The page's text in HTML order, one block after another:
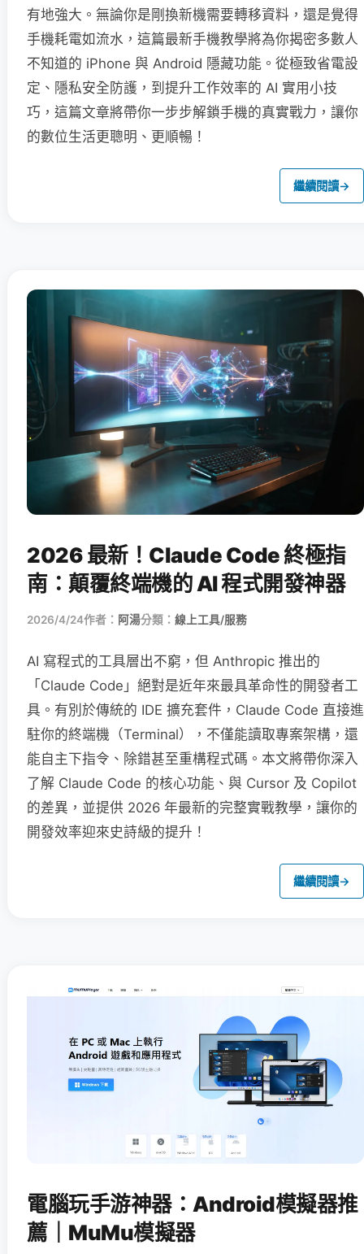
有地強大。無論你是剛換新機需要轉移資料，還是覺得
手機耗電如流水，這篇最新手機教學將為你揭密多數人
不知道的 iPhone 與 Android 隱藏功能。從極致省電設
定、隱私安全防護，到提升工作效率的 AI 實用小技
巧，這篇文章將帶你一步步解鎖手機的真實戰力，讓你
的數位生活更聰明、更順暢！
繼續閱讀→
2026 最新！Claude Code 終極指
南：顛覆終端機的 AI 程式開發神器
2026/4/24作者： 阿湯分類： 線上工具/服務
AI 寫程式的工具層出不窮，但 Anthropic 推出的
「Claude Code」絕對是近年來最具革命性的開發者工
具。有別於傳統的 IDE 擴充套件，Claude Code 直接進
駐你的終端機（Terminal），不僅能讀取專案架構，還
能自主下指令、除錯甚至重構程式碼。本文將帶你深入
了解 Claude Code 的核心功能、與 Cursor 及 Copilot
的差異，並提供 2026 年最新的完整實戰教學，讓你的
開發效率迎來史詩級的提升！
繼續閱讀→
電腦玩手游神器：Android模擬器推
薦｜MuMu模擬器